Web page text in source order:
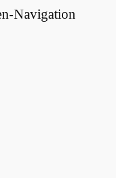
Navigation